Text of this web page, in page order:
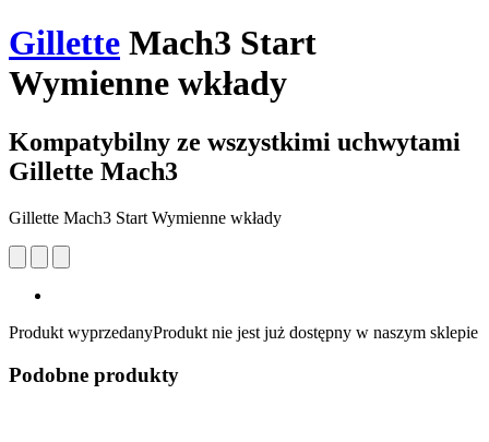
Gillette Mach3 Start
Wymienne wkłady
Kompatybilny ze wszystkimi uchwytami
Gillette Mach3
Gillette Mach3 Start Wymienne wkłady
Produkt wyprzedanyProdukt nie jest już dostępny w naszym sklepie
Podobne produkty